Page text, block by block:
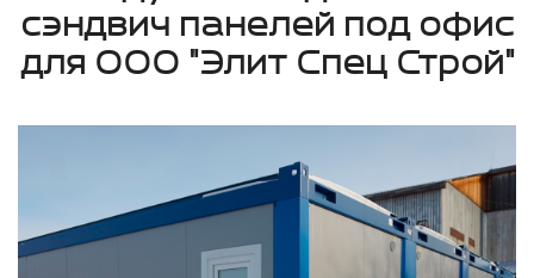
сэндвич панелей под офис
для ООО "Элит Спец Строй"